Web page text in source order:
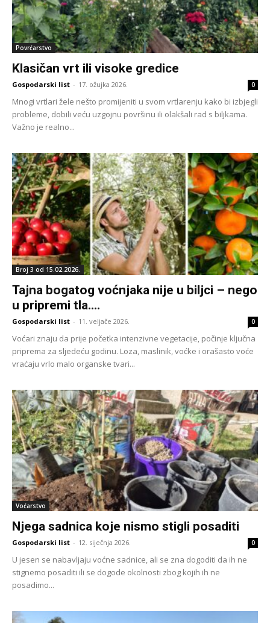
Povrćarstvo
Klasičan vrt ili visoke gredice
Gospodarski list - 17. ožujka 2026. 0
Mnogi vrtlari žele nešto promijeniti u svom vrtlarenju kako bi izbjegli
probleme, dobili veću uzgojnu površinu ili olakšali rad s biljkama.
Važno je realno...
Broj 3 od 15.02.2026.
Tajna bogatog voćnjaka nije u biljci – nego
u pripremi tla....
Gospodarski list - 11. veljače 2026. 0
Voćari znaju da prije početka intenzivne vegetacije, počinje ključna
priprema za sljedeću godinu. Loza, maslinik, voćke i orašasto voće
vraćaju vrlo malo organske tvari...
Voćarstvo
Njega sadnica koje nismo stigli posaditi
Gospodarski list - 12. siječnja 2026. 0
U jesen se nabavljaju voćne sadnice, ali se zna dogoditi da ih ne
stignemo posaditi ili se dogode okolnosti zbog kojih ih ne
posadimo...